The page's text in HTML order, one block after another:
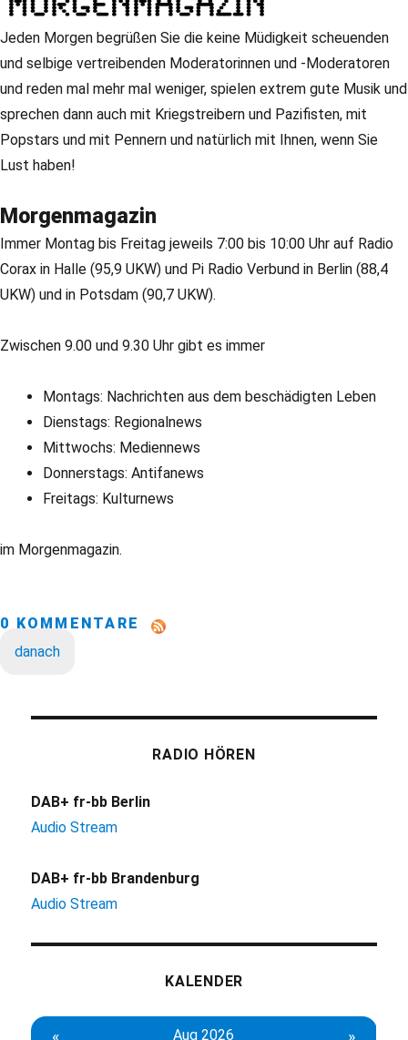
Jeden Morgen begrüßen Sie die keine Müdigkeit scheuenden
und selbige vertreibenden Moderatorinnen und -Moderatoren
und reden mal mehr mal weniger, spielen extrem gute Musik und
sprechen dann auch mit Kriegstreibern und Pazifisten, mit
Popstars und mit Pennern und natürlich mit Ihnen, wenn Sie
Lust haben!
Morgenmagazin
Immer Montag bis Freitag jeweils 7:00 bis 10:00 Uhr auf Radio
Corax in Halle (95,9 UKW) und Pi Radio Verbund in Berlin (88,4
UKW) und in Potsdam (90,7 UKW).
Zwischen 9.00 und 9.30 Uhr gibt es immer
Montags: Nachrichten aus dem beschädigten Leben
Dienstags: Regionalnews
Mittwochs: Mediennews
Donnerstags: Antifanews
Freitags: Kulturnews
im Morgenmagazin.
0 KOMMENTARE
danach
RADIO HÖREN
DAB+ fr-bb Berlin
Audio Stream
DAB+ fr-bb Brandenburg
Audio Stream
KALENDER
« Aug 2026 »